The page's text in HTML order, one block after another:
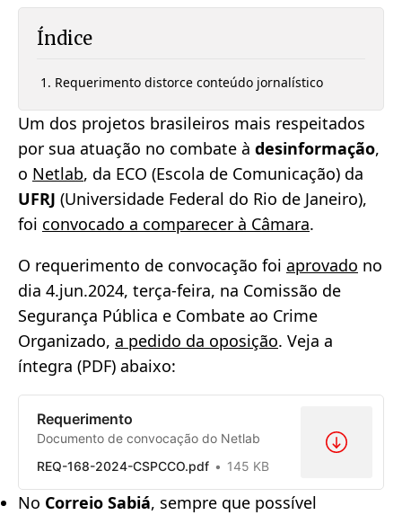
Índice
Requerimento distorce conteúdo jornalístico
Um dos projetos brasileiros mais respeitados
por sua atuação no combate à desinformação,
o Netlab, da ECO (Escola de Comunicação) da
UFRJ (Universidade Federal do Rio de Janeiro),
foi convocado a comparecer à Câmara.
O requerimento de convocação foi aprovado no
dia 4.jun.2024, terça-feira, na Comissão de
Segurança Pública e Combate ao Crime
Organizado, a pedido da oposição. Veja a
íntegra (PDF) abaixo:
Requerimento
Documento de convocação do Netlab
REQ-168-2024-CSPCCO.pdf
145 KB
No Correio Sabiá, sempre que possível